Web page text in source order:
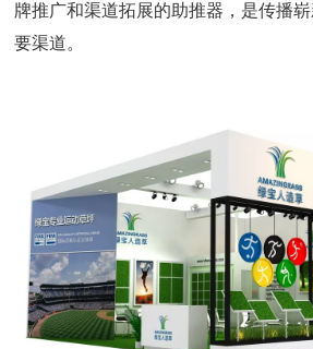
牌推广和渠道拓展的助推器，是传播
要渠道。